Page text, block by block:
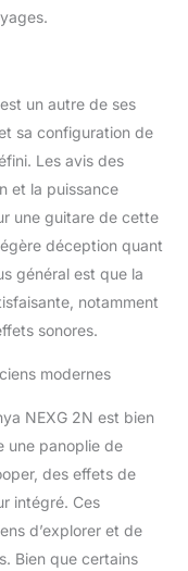
guitares
des cordes
un grain
réaction
du DSP et
vous
les
nylon tels
chœur, vibré,
fait de la
20
et
fonctions
Music
Source de
plus des
un autre de ses
sa configuration de
Les avis des
et la puissance
une guitare de cette
déception quant
général est que la
notamment
sonores.
modernes
NEXG 2N est bien
une panoplie de
des effets de
intégré. Ces
d’explorer et de
Bien que certains